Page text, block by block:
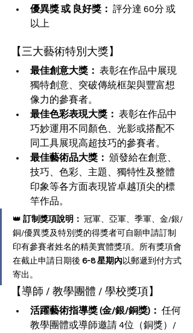
優異獎 或 良好獎： 評分達 60分 或
以上
【三大藝術特別大獎】
最佳創意大獎： 表彰在作品中展現
獨特創意、突破傳統框架與豐富想
像力的參賽者。
最佳色彩表現大獎： 表彰在作品中
巧妙運用不同顏色、光影或搭配不
同工具展現高超技巧的參賽者。
最佳藝術品大獎： 頒發給在創意、
技巧、色彩、主題、獨特性及整體
印象等各方面表現皆卓越頂尖的標
竿作品。
👑 訂制獎項說明： 冠軍、亞軍、季軍、金/銀/
銅/優異獎及特別獎的得獎者可自願申請訂制
印有參賽者姓名的精美實體獎項。所有獎項會
在截止申請日期後 6-8 星期內以郵遞到付方式
寄出。
【導師 / 教學團體 / 學校獎項】
活躍藝術指導獎 (金/銀/銅獎)： 任何
教學團體或導師邀請 4位（銅獎）/